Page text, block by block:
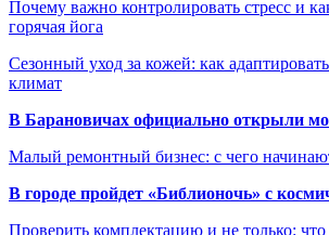
Почему важно контролировать стресс и
горячая йога
Сезонный уход за кожей: как
климат
В Барановичах официально открыли
Малый ремонтный бизнес: с чего
В городе пройдет «Библионочь» с
Проверить комплектацию и не только: что